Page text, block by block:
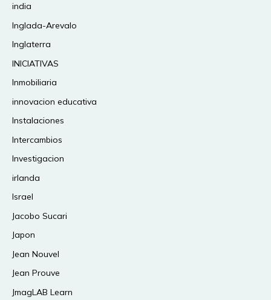
india
Inglada-Arevalo
Inglaterra
INICIATIVAS
Inmobiliaria
innovacion educativa
Instalaciones
Intercambios
Investigacion
irlanda
Israel
Jacobo Sucari
Japon
Jean Nouvel
Jean Prouve
JmagLAB Learn